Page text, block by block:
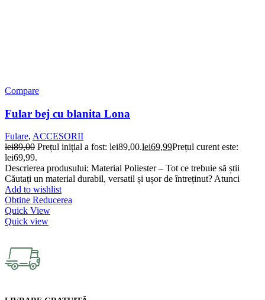
Compare
Fular bej cu blanita Lona
Fulare, ACCESORII
lei89,00 Prețul inițial a fost: lei89,00.lei69,99Prețul curent este:
lei69,99.
Descrierea produsului: Material Poliester – Tot ce trebuie să știi
Căutați un material durabil, versatil și ușor de întreținut? Atunci
Add to wishlist
Obtine Reducerea
Quick View
Quick view